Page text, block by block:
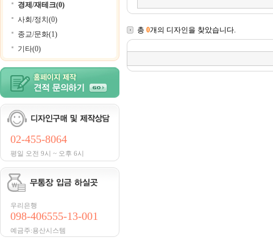
경제/재테크(0)
사회/정치(0)
종교/문화(1)
기타(0)
02-455-8064
평일 오전 9시 ~ 오후 6시
우리은행
098-406555-13-001
예금주:용산시스템
총 0개의 디자인을 찾았습니다.